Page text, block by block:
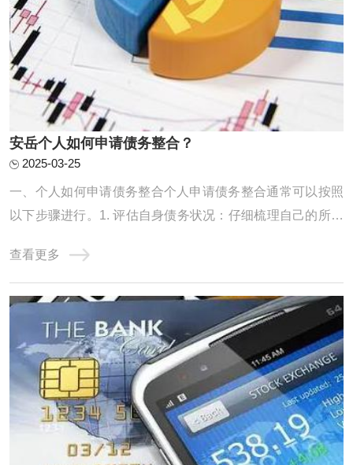
安岳个人如何申请债务整合？
2025-03-25
一、个人如何申请债务整合个人申请债务整合通常可以按照
以下步骤进行。1. 评估自身债务状况：仔细梳理自己的所有
还款期限等信息，以便制定合理的整合计划。2. 寻找合适的
债务整合机构或方式：可以通过咨询金融机构、网上搜索等
方式，了解不同的债务整合途径，如债务协 ...
查看更多